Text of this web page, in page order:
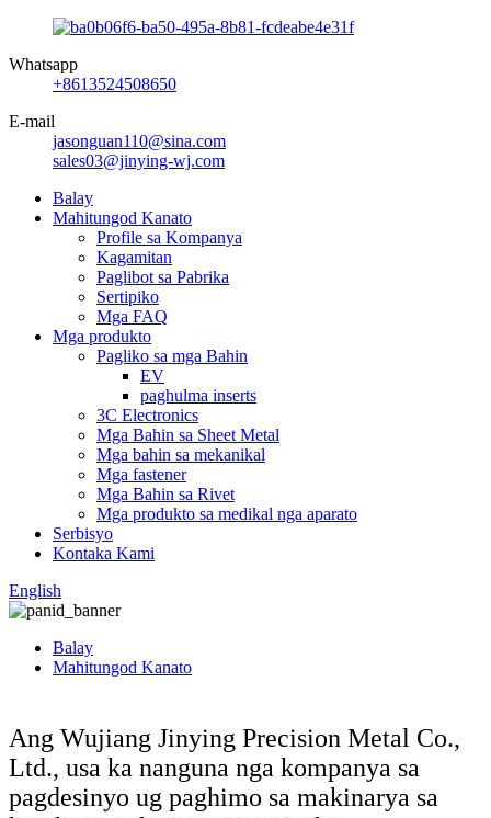
Whatsapp
+8613524508650
E-mail
jasonguan110@sina.com
sales03@jinying-wj.com
Balay
Mahitungod Kanato
Profile sa Kompanya
Kagamitan
Paglibot sa Pabrika
Sertipiko
Mga FAQ
Mga produkto
Pagliko sa mga Bahin
EV
paghulma inserts
3C Electronics
Mga Bahin sa Sheet Metal
Mga bahin sa mekanikal
Mga fastener
Mga Bahin sa Rivet
Mga produkto sa medikal nga aparato
Serbisyo
Kontaka Kami
English
Balay
Mahitungod Kanato
Ang Wujiang Jinying Precision Metal Co.,
Ltd., usa ka nanguna nga kompanya sa
pagdesinyo ug paghimo sa makinarya sa